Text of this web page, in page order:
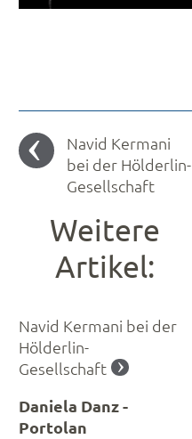
Navid Kermani
bei der Hölderlin-
Gesellschaft
Weitere
Artikel:
Navid Kermani bei der
Hölderlin-
Gesellschaft
Daniela Danz -
Portolan